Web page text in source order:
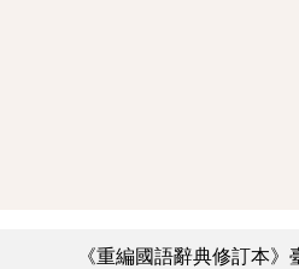
《重編國語辭典修訂本